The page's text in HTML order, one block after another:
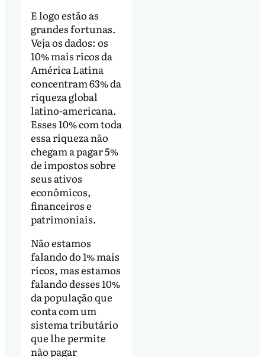
E logo estão as
grandes fortunas.
Veja os dados: os
10% mais ricos da
América Latina
concentram 63% da
riqueza global
latino-americana.
Esses 10% com toda
essa riqueza não
chegam a pagar 5%
de impostos sobre
seus ativos
econômicos,
financeiros e
patrimoniais.
Não estamos
falando do 1% mais
ricos, mas estamos
falando desses 10%
da população que
conta com um
sistema tributário
que lhe permite
não pagar